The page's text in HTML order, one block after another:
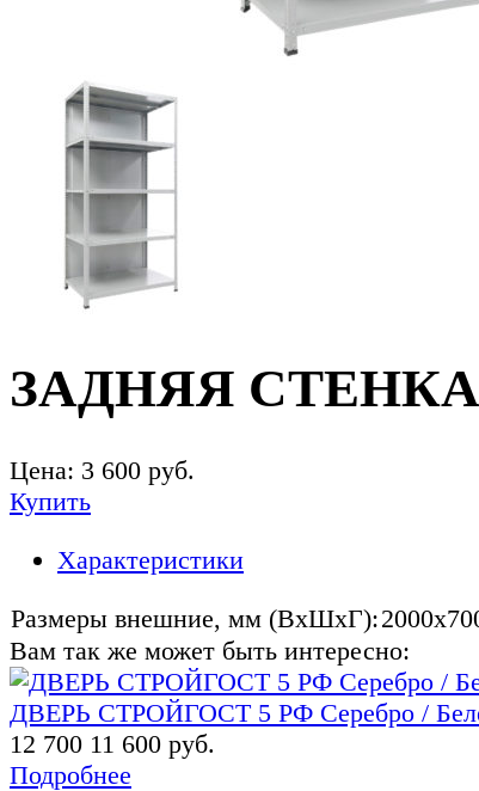
ЗАДНЯЯ СТЕНКА
Цена: 3 600 руб.
Купить
Характеристики
Размеры внешние, мм (ВхШхГ):
Вам так же может быть интересно:
ДВЕРЬ СТРОЙГОСТ 5 РФ Серебро /
12 700 11 600 руб.
Подробнее